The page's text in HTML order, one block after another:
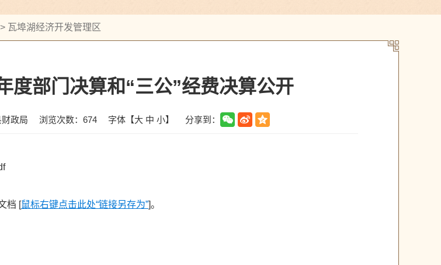
> 瓦埠湖经济开发管理区
度部门决算和“三公”经费决算公开
政局 浏览次数： 674 字体【大 中 小】 分享到：
档 [鼠标右键点击此处“链接另存为”]。